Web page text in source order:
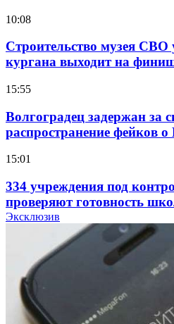
10:08
Строительство музея
кургана выходит на
15:55
Волгоградец задержан за
распространение фейков
15:01
334 учреждения под
проверяют готовность
учебному году
Покушение на убийство в
напала на незнакомую
12:39
Эксклюзив